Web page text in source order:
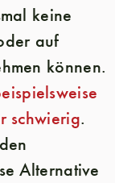
keine
auf
können.
schwierig.
Alternative